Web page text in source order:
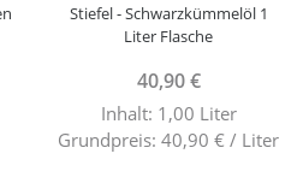
Stiefel - Schwarzkümmelöl 1
Liter Flasche
40,90 €
Inhalt: 1,00 Liter
Grundpreis: 40,90 € / Liter